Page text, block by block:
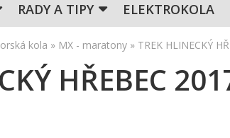
RADY A TIPY ELEKTROKOLA
kola » MX - maratony » TREK HLINECKÝ
HŘEBEC